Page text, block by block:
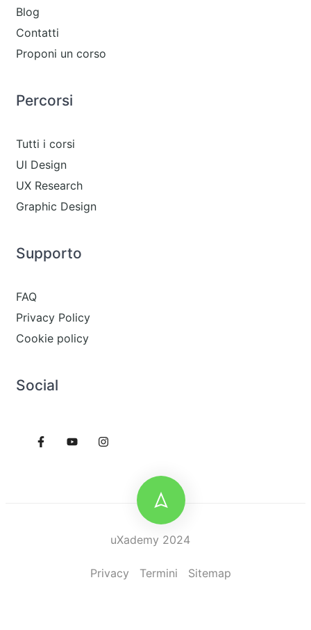
Blog
Contatti
Proponi un corso
Percorsi
Tutti i corsi
UI Design
UX Research
Graphic Design
Supporto
FAQ
Privacy Policy
Cookie policy
Social
uXademy 2024
Privacy Termini Sitemap